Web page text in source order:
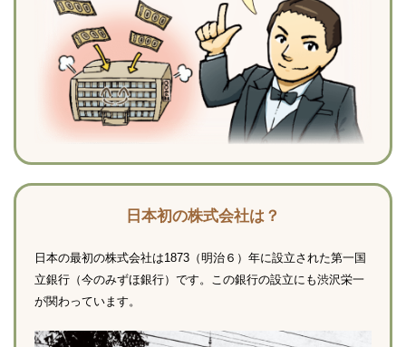
日本初の株式会社は？
日本の最初の株式会社は1873（明治６）年に設立された第一国
立銀行（今のみずほ銀行）です。この銀行の設立にも渋沢栄一
が関わっています。